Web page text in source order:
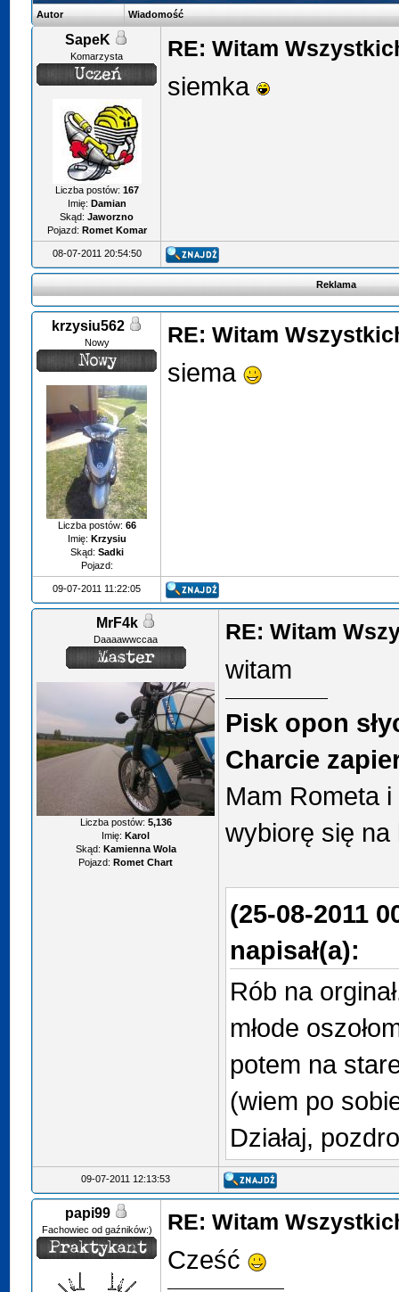
Autor Wiadomość
SapeK
Komarzysta
Liczba postów: 167
Imię: Damian
Skąd: Jaworzno
Pojazd: Romet Komar
RE: Witam
siemka
08-07-2011 20:54:50
Reklama
krzysiu562
Nowy
Liczba postów: 66
Imię: Krzysiu
Skąd: Sadki
Pojazd:
RE: Witam
siema
09-07-2011 11:22:05
MrF4k
Daaaawwccaa
Liczba postów: 5,136
Imię: Karol
Skąd: Kamienna Wola
Pojazd: Romet Chart
RE: Witam
witam
Pisk opon
Charcie
Mam Rometa
wybiorę się na
(25-08-2011
napisał(a):
Rób na
młode
potem na
(wiem po
Działaj,
09-07-2011 12:13:53
papi99
Fachowiec od gaźników:) RE: Witam
Cześć